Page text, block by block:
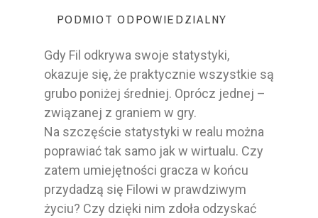
PODMIOT ODPOWIEDZIALNY
Gdy Fil odkrywa swoje statystyki,
okazuje się, że praktycznie wszystkie są
grubo poniżej średniej. Oprócz jednej –
związanej z graniem w gry.
Na szczęście statystyki w realu można
poprawiać tak samo jak w wirtualu. Czy
zatem umiejętności gracza w końcu
przydadzą się Filowi w prawdziwym
życiu? Czy dzięki nim zdoła odzyskać